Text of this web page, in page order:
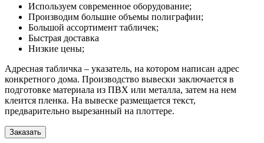
Используем современное оборудование;
Производим большие объемы полиграфии;
Большой ассортимент табличек;
Быстрая доставка
Низкие цены;
Адресная табличка – указатель, на котором написан адрес
конкретного дома. Производство вывески заключается в
подготовке материала из ПВХ или металла, затем на нем
клеится пленка. На вывеске размещается текст,
предварительно вырезанный на плоттере.
Заказать